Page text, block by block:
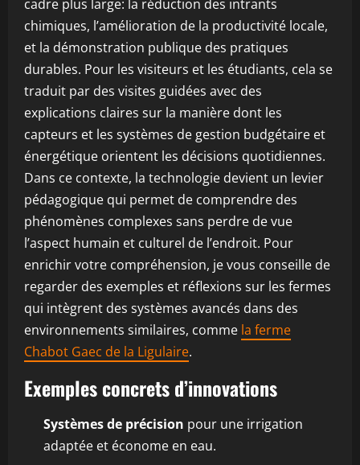
cadre plus large: la réduction des intrants
chimiques, l’amélioration de la productivité locale,
et la démonstration publique des pratiques
durables. Pour les visiteurs et les étudiants, cela se
traduit par des visites guidées avec des
explications claires sur la manière dont les
capteurs et les systèmes de gestion budgétaire et
énergétique orientent les décisions quotidiennes.
Dans ce contexte, la technologie devient un levier
pédagogique qui permet de comprendre des
phénomènes complexes sans perdre de vue
l’aspect humain et culturel de l’endroit. Pour
enrichir votre compréhension, je vous conseille de
regarder des exemples et réflexions sur les fermes
qui intègrent des systèmes avancés dans des
environnements similaires, comme la ferme
Chabot Gaec de la Ligulaire.
Exemples concrets d’innovations
Systèmes de précision pour une irrigation
adaptée et économe en eau.